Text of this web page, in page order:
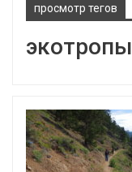
просмотр тегов
экотропы